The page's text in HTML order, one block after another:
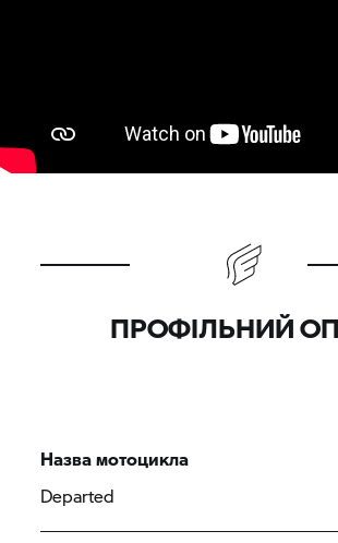
ПРОФІЛЬНИЙ
Назва мотоцикла
Departed